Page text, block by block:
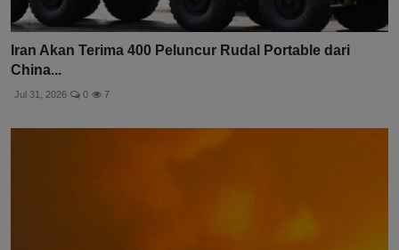
Iran Akan Terima 400 Peluncur Rudal Portable dari
China...
Jul 31, 2026 0 7